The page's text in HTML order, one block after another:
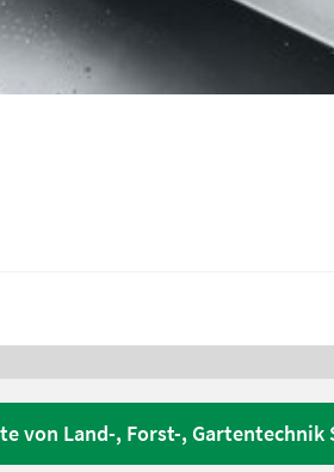
von Land-, Forst-, Gartentechnik